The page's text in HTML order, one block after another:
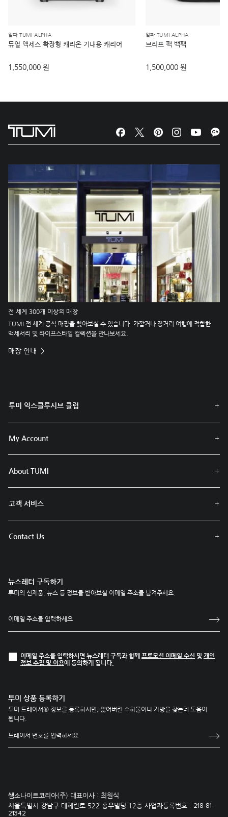
알파 TUMI ALPHA
듀얼 액세스 확장형 캐리온 기내용 캐리어
1,550,000 원
알파 TUMI ALPHA
브리프 팩 백팩
1,500,000 원
전 세계 300개 이상의 매장
TUMI 전 세계 공식 매장을 찾아보실 수 있습니다. 가깝거나 장거리 여행에 적합한
액세서리 및 라이프스타일 컬렉션을 만나보세요.
매장 안내
투미 익스클루시브 클럽
My Account
About TUMI
고객 서비스
Contact Us
뉴스레터 구독하기
투미의 신제품, 뉴스 등 정보를 받아보실 이메일 주소를 남겨주세요.
이메일 주소를 입력하시면 뉴스레터 구독과 함께 프로모션 이메일 수신 및 개인
정보 수집 및 이용에 동의하게 됩니다.
투미 상품 등록하기
투미 트레이서® 정보를 등록하시면, 잃어버린 수하물이나 가방을 찾는데 도움이
됩니다.
쌤소나이트코리아(주) 대표이사 : 최원식
서울특별시 강남구 테헤란로 522 홍우빌딩 12층 사업자등록번호 : 218-81-
21342